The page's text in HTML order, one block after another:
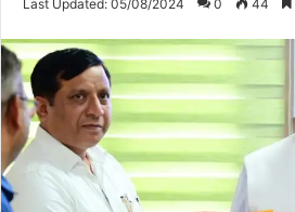
d
a
n
e
m
a
i
Last Updated: 05/08/2024 0 44